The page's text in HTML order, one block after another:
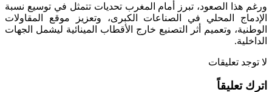
ورغم هذا الصعود، تبرز أمام المغرب تحديات تتمثل في توسيع نسبة
الإدماج المحلي في الصناعات الكبرى، وتعزيز موقع المقاولات
الوطنية، وتعميم أثر التصنيع خارج الأقطاب المينائية ليشمل الجهات
الداخلية.
لا توجد تعليقات
اترك تعليقاً